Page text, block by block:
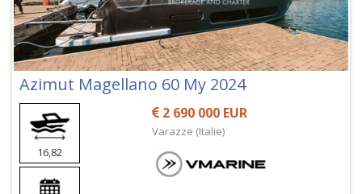
Azimut Magellano 60 My 2024
16,82
2 690 000 EUR
Varazze (Italie)